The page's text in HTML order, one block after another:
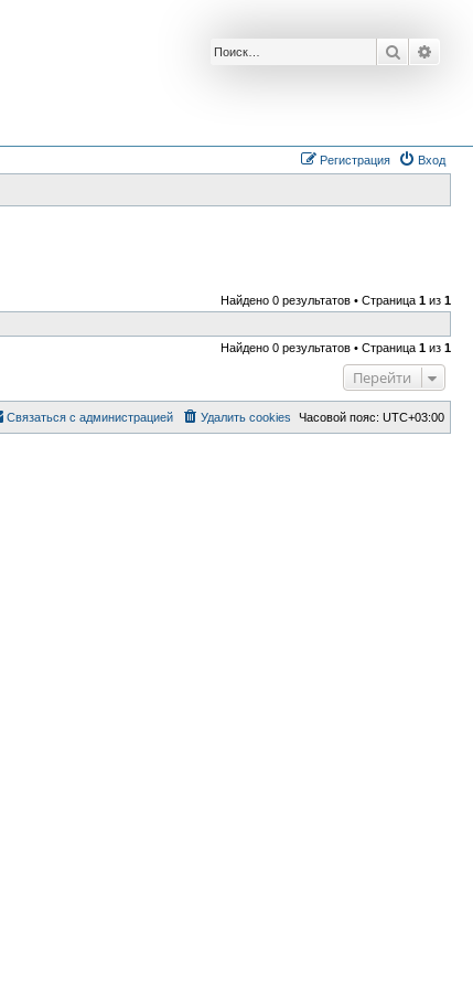
Поиск
Вход
Регистрация
Найдено 0 результатов • Страница 1 из 1
Найдено 0 результатов • Страница 1 из 1
Перейти
Часовой пояс: UTC+03:00
Удалить cookies
Связаться с администрацией